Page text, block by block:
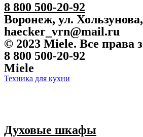
8 800 500-20-92
Воронеж, ул.
haecker_vrn@mail.ru
© 2023 Miele. Все
8 800 500-20-92
Miele
Техника для кухни
Духовые шкафы